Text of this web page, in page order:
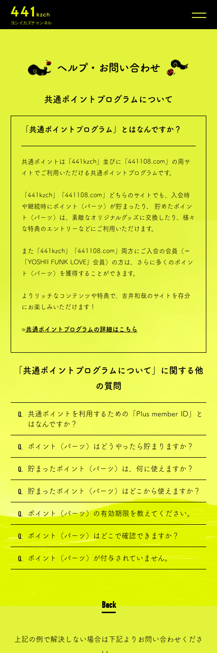
ヨシイカズチャンネル
New Atelier
Log:Music
Conversation
Call You
20 Years History
会員登録 ログイン
ヘルプ・お問い合わせ
共通ポイントプログラムについて
「共通ポイントプログラム」とはなんですか？
共通ポイントは「441kzch」並びに「441108.com」の両サ
イトでご利用いただける共通ポイントプログラムです。
「441kzch」「441108.com」どちらのサイトでも、入会時
や継続時にポイント（パーツ）が貯まったり、 貯めたポイン
ト（パーツ）は、素敵なオリジナルグッズに交換したり、様々
な特典のエントリーなどにご利用いただけます。
また「441kzch」「441108.com」両方にご入会の会員（＝
「YOSHII FUNK LOVE」会員）の方は、さらに多くのポイン
ト（パーツ）を獲得することができます。
よりリッチなコンテンツや特典で、吉井和哉のサイトを存分
にお楽しみいただけます！
»共通ポイントプログラムの詳細はこちら
「共通ポイントプログラムについて」に関する他
の質問
Q.
共通ポイントを利用するための「Plus member ID」と
はなんですか？
Q. ポイント（パーツ）はどうやったら貯まりますか？
Q. 貯まったポイント（パーツ）は、何に使えますか？
Q. 貯まったポイント（パーツ）はどこから使えますか？
Q. ポイント（パーツ）の有効期限を教えてください。
Q. ポイント（パーツ）はどこで確認できますか？
Q. ポイント（パーツ）が付与されていません。
上記の例で解決しない場合は下記よりお問い合わせくださ